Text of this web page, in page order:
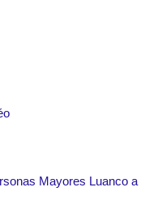
Mayores Luanco a